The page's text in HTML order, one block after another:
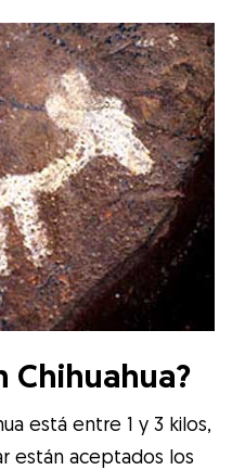
Veterinaria
Gudog
Chihuahua?
está entre 1 y 3 kilos,
están aceptados los